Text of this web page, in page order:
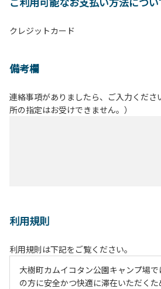
クレジットカード
備考欄
連絡事項がありましたら、ご入力くだ
所の指定はお受けできません。）
利用規則
利用規則は下記をご覧ください。
大樹町カムイコタン公園キャンプ場で
の方に安全かつ快適に滞在いただく